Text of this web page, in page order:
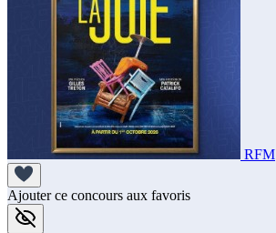
RFM
Ajouter ce concours aux favoris